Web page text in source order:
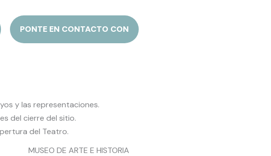
PONTE EN CONTACTO CON
y las representaciones.
del cierre del sitio.
del Teatro.
MUSEO DE ARTE E HISTORIA